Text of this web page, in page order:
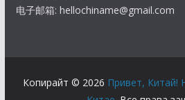
电子邮箱: hellochiname@gmail.com
Копирайт © 2026 Привет, Китай!